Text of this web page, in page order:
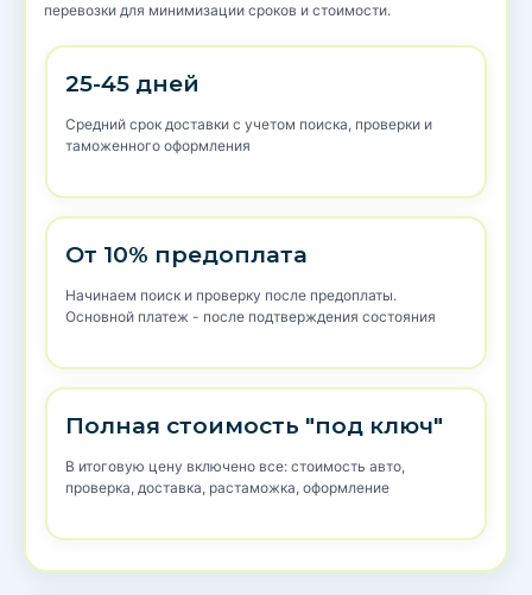
перевозки для минимизации сроков и стоимости.
25-45 дней
Средний срок доставки с учетом поиска, проверки и
таможенного оформления
От 10% предоплата
Начинаем поиск и проверку после предоплаты.
Основной платеж - после подтверждения состояния
Полная стоимость "под ключ"
В итоговую цену включено все: стоимость авто,
проверка, доставка, растаможка, оформление